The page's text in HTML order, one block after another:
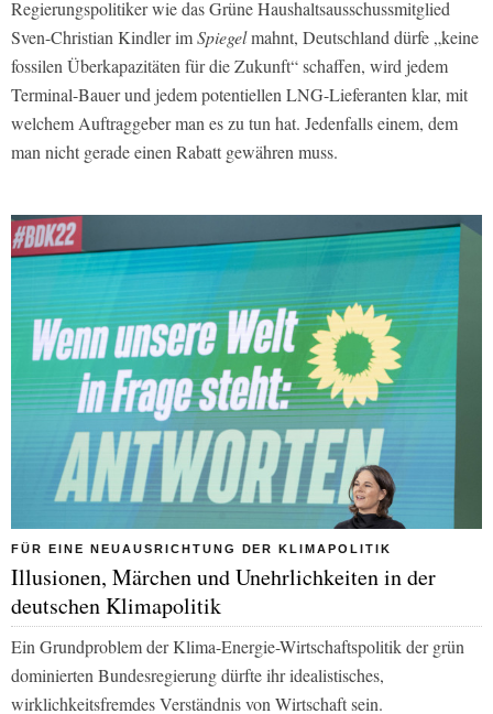
Regierungspolitiker wie das Grüne Haushaltsausschussmitglied
Sven-Christian Kindler imSpiegelmahnt, Deutschland dürfe „keine
fossilen Überkapazitäten für die Zukunft“ schaffen, wird jedem
Terminal-Bauer und jedem potentiellen LNG-Lieferanten klar, mit
welchem Auftraggeber man es zu tun hat. Jedenfalls einem, dem
man nicht gerade einen Rabatt gewähren muss.
FÜR EINE NEUAUSRICHTUNG DER KLIMAPOLITIK
Illusionen, Märchen und Unehrlichkeiten in der
deutschen Klimapolitik
Ein Grundproblem der Klima-Energie-Wirtschaftspolitik der grün
dominierten Bundesregierung dürfte ihr idealistisches,
wirklichkeitsfremdes Verständnis von Wirtschaft sein.